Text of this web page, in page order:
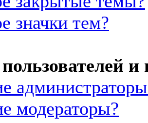
значки тем?
модераторы?